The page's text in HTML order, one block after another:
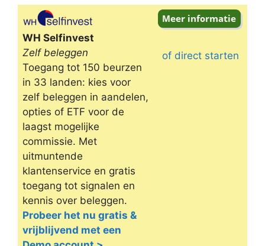
Omschrijving
WH Selfinvest
Zelf beleggen
Toegang tot 150 beurzen
in 33 landen: kies voor
zelf beleggen in aandelen,
opties of ETF voor de
laagst mogelijke
commissie. Met
uitmuntende
klantenservice en gratis
toegang tot signalen en
kennis over beleggen.
Probeer het nu gratis &
vrijblijvend met een
of direct starten